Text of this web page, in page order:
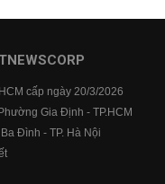
cấp ngày 20/3/2026
Gia Định - TP.HCM
Đình - TP. Hà Nội